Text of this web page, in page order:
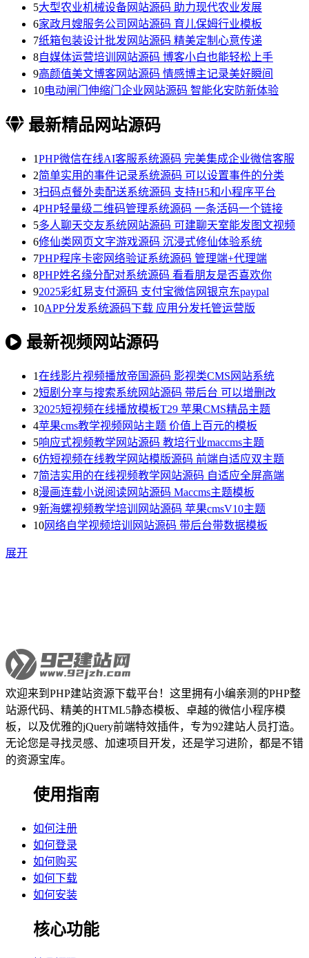
5大型农业机械设备网站源码 助力现代农业发展
6家政月嫂服务公司网站源码 育儿保姆行业模板
7纸箱包装设计批发网站源码 精美定制心意传递
8自媒体运营培训网站源码 博客小白也能轻松上手
9高颜值美文博客网站源码 情感博主记录美好瞬间
10电动闸门伸缩门企业网站源码 智能化安防新体验
最新精品网站源码
1PHP微信在线AI客服系统源码 完美集成企业微信客服
2简单实用的事件记录系统源码 可以设置事件的分类
3扫码点餐外卖配送系统源码 支持H5和小程序平台
4PHP轻量级二维码管理系统源码 一条活码一个链接
5多人聊天交友系统网站源码 可建聊天室能发图文视频
6修仙类网页文字游戏源码 沉浸式修仙体验系统
7PHP程序卡密网络验证系统源码 管理端+代理端
8PHP姓名缘分配对系统源码 看看朋友是否喜欢你
92025彩虹易支付源码 支付宝微信网银京东paypal
10APP分发系统源码下载 应用分发托管运营版
最新视频网站源码
1在线影片视频播放帝国源码 影视类CMS网站系统
2短剧分享与搜索系统网站源码 带后台 可以增删改
32025短视频在线播放模板T29 苹果CMS精品主题
4苹果cms教学视频网站主题 价值上百元的模板
5响应式视频教学网站源码 教培行业maccms主题
6仿短视频在线教学网站模版源码 前端自适应双主题
7简洁实用的在线视频教学网站源码 自适应全屏高端
8漫画连载小说阅读网站源码 Maccms主题模板
9新海螺视频教学培训网站源码 苹果cmsV10主题
10网络自学视频培训网站源码 带后台带数据模板
展开
欢迎来到PHP建站资源下载平台！这里拥有小编亲测的PHP整
站源代码、精美的HTML5静态模板、卓越的微信小程序模
板，以及优雅的jQuery前端特效插件，专为92建站人员打造。
无论您是寻找灵感、加速项目开发，还是学习进阶，都是不错
的资源宝库。
使用指南
如何注册
如何登录
如何购买
如何下载
如何安装
核心功能